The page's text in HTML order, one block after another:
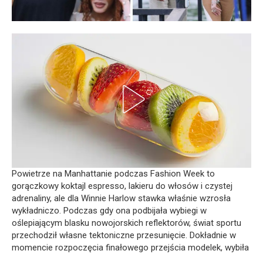
Powietrze na Manhattanie podczas Fashion Week to
gorączkowy koktajl espresso, lakieru do włosów i czystej
adrenaliny, ale dla Winnie Harlow stawka właśnie wzrosła
wykładniczo. Podczas gdy ona podbijała wybiegi w
oślepiającym blasku nowojorskich reflektorów, świat sportu
przechodził własne tektoniczne przesunięcie. Dokładnie w
momencie rozpoczęcia finałowego przejścia modelek, wybiła